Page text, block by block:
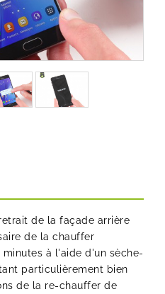
de la façade arrière
de la chauffer
à l'aide d'un sèche-
particulièrement bien
de la re-chauffer de